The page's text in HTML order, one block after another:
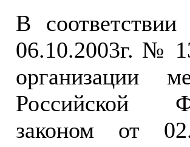
В
06.10.2003г. №
организации
Российской
законом от